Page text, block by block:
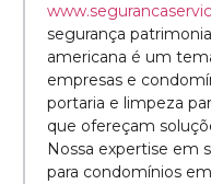
segurança
americana é um
empresas e
portaria e limpeza
que ofereçam
Nossa expertise em
para condomínios